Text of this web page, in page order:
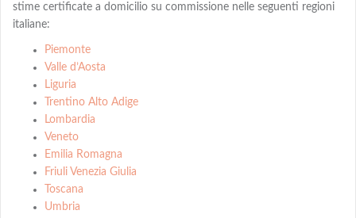
stime certificate a domicilio su commissione nelle seguenti regioni
italiane:
Piemonte
Valle d’Aosta
Liguria
Trentino Alto Adige
Lombardia
Veneto
Emilia Romagna
Friuli Venezia Giulia
Toscana
Umbria